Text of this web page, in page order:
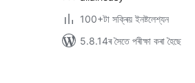
100+টা সক্ৰিয় ইনষ্টলেশ্যন
5.8.14ৰ সৈতে পৰীক্ষা কৰা হৈছে